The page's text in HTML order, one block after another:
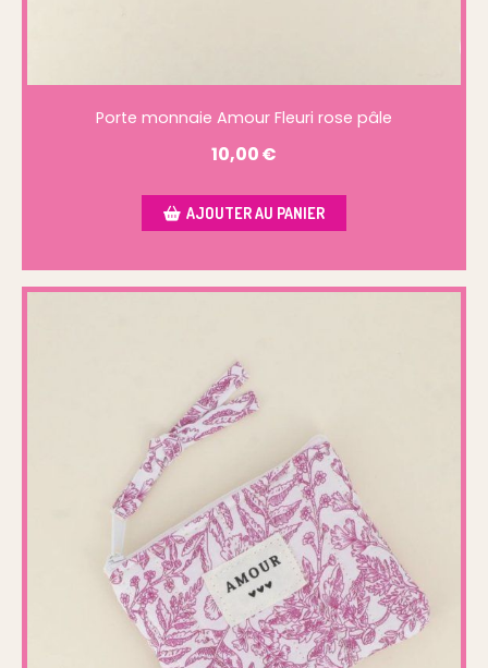
Porte monnaie Amour Fleuri rose pâle
10,00€
AJOUTER AU PANIER